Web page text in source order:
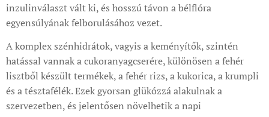
inzulinválaszt vált ki, és hosszú távon a bélflóra
egyensúlyának felborulásához vezet.
A komplex szénhidrátok, vagyis a keményítők, szintén
hatással vannak a cukoranyagcserére, különösen a fehér
lisztből készült termékek, a fehér rizs, a kukorica, a krumpli
és a tésztafélék. Ezek gyorsan glükózzá alakulnak a
szervezetben, és jelentősen növelhetik a napi